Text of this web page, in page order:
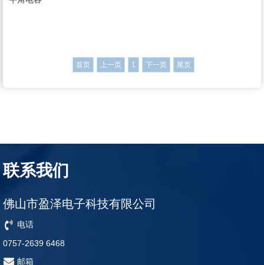
首页 上一页 1 下一页 尾页
联系我们
佛山市盈泽电子科技有限公司
电话
0757-2639 6468
邮箱